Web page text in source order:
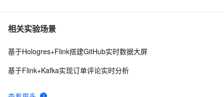
相关实验场景
基于Hologres+Flink搭建GitHub实时数据大屏
基于Flink+Kafka实现订单评论实时分析